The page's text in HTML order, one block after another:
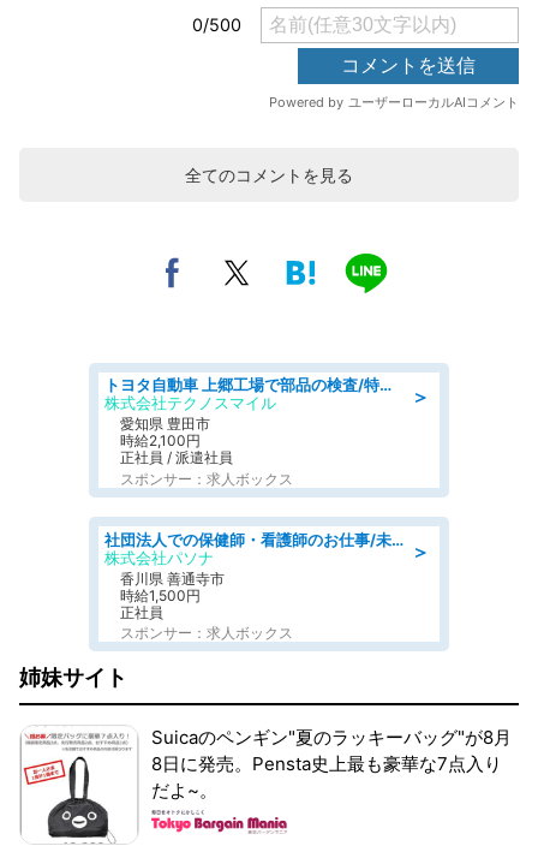
全てのコメントを見る
＞
トヨタ自動車 上郷工場で部品の検査/特典168万/tutumi
株式会社テクノスマイル
愛知県 豊田市
時給2,100円
正社員 / 派遣社員
スポンサー：求人ボックス
＞
社団法人での保健師・看護師のお仕事/未経験OK/要資格:普通免許、保健師、正看護師
株式会社パソナ
香川県 善通寺市
時給1,500円
正社員
スポンサー：求人ボックス
姉妹サイト
Suicaのペンギン"夏のラッキーバッグ"が8月
8日に発売。Pensta史上最も豪華な7点入り
だよ~。